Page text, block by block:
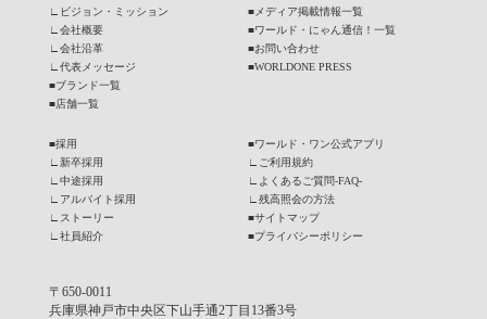
∟
ビジョン・ミッション
∟ 会社概要
∟ 会社沿革
∟ 代表メッセージ
■ブランド一覧
■店舗一覧
■メディア掲載情報一覧
■ワールド・にゃん通信！一覧
■お問い合わせ
■WORLDONE PRESS
■採用
∟ 新卒採用
∟ 中途採用
∟
アルバイト採用
∟
ストーリー
∟ 社員紹介
■ワールド・ワン公式アプリ
∟
ご利用規約
∟
よくあるご質問-FAQ-
∟ 残高照会の方法
■サイトマップ
■プライバシーポリシー
〒650-0011
兵庫県神戸市中央区下山手通2丁目13番3号